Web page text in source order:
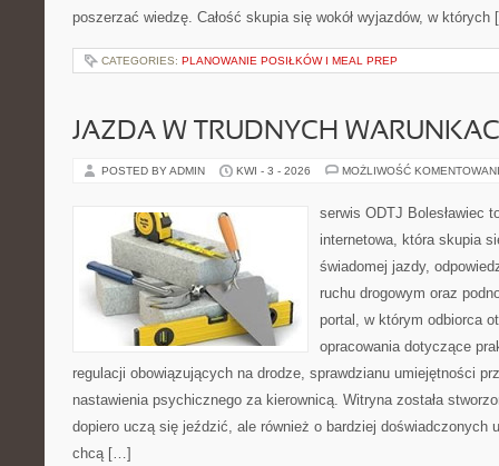
poszerzać wiedzę. Całość skupia się wokół wyjazdów, w
CATEGORIES: PLANOWANIE POSIŁKÓW I MEAL PREP
JAZDA W TRUDNYCH
POSTED BY ADMIN KWI - 3 - 2026 MOŻLIWOŚĆ
serwis ODTJ Bolesławiec
internetowa, która skupia
świadomej jazdy,
ruchu drogowym oraz
portal, w którym odbiorca
opracowania dotyczące
regulacji obowiązujących na drodze, sprawdzianu umiejętności
nastawienia psychicznego za kierownicą. Witryna została
dopiero uczą się jeździć, ale również o bardziej doświadczonych
chcą […]